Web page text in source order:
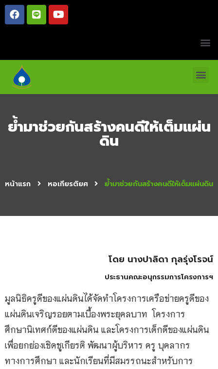
ย้ำมาช่วยกันสร้างคนดีให้เต็มแผ่น
ดิน
หน้าแรก หอเกียรติยศ ย้ำมาช่วยกันสร้างคนดีให้เต็มแผ่นดิน
โดย นางปาลิดา กุลรุ่งโรจน์
ประธานคณะอนุกรรมการโครงการฯ
มูลนิธิครูดีของแผ่นดินได้จัดทำโครงการเครือข่ายครูดีของ
แผ่นดินเจริญรอยตามเบื้องพระยุคลบาท โครงการ
ศึกษานิเทศก์ดีของแผ่นดิน และโครงการเด็กดีของแผ่นดิน
เพื่อยกย่องเชิดชูเกียรติ พัฒนาผู้บริหาร ครู บุคลากร
ทางการศึกษา และนักเรียนที่มีสมรรถนะสำหรับการ